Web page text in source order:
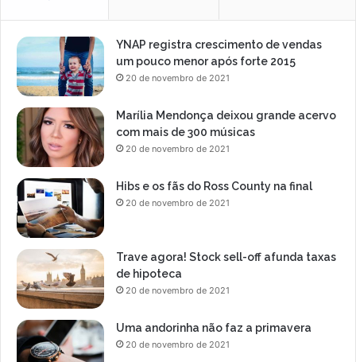
YNAP registra crescimento de vendas
um pouco menor após forte 2015
20 de novembro de 2021
Marília Mendonça deixou grande acervo
com mais de 300 músicas
20 de novembro de 2021
Hibs e os fãs do Ross County na final
20 de novembro de 2021
Trave agora! Stock sell-off afunda taxas
de hipoteca
20 de novembro de 2021
Uma andorinha não faz a primavera
20 de novembro de 2021